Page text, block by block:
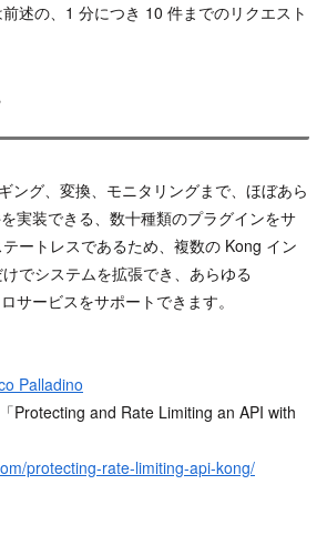
述の、1 分につき 10 件までのリクエスト
ング、変換、モニタリングまで、ほぼあら
実装できる、数十種類のプラグインをサ
ートレスであるため、複数の Kong イン
でシステムを拡張でき、あらゆる
サービスをサポートできます。
Palladino
「Protecting and Rate Limiting an API with
protecting-rate-limiting-api-kong/